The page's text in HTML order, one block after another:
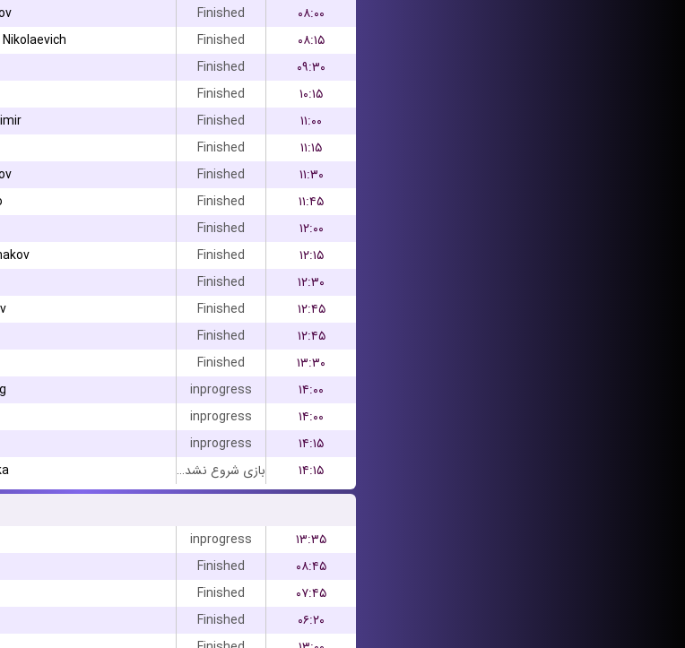
Finished
۰۸:۰۰
Finished
۰۸:۱۵
Finished
۰۹:۳۰
Finished
۱۰:۱۵
Finished
۱۱:۰۰
Finished
۱۱:۱۵
Finished
۱۱:۳۰
Finished
۱۱:۴۵
Finished
۱۲:۰۰
Finished
۱۲:۱۵
Finished
۱۲:۳۰
Finished
۱۲:۴۵
Finished
۱۲:۴۵
Finished
۱۳:۳۰
inprogress
۱۴:۰۰
inprogress
۱۴:۰۰
inprogress
۱۴:۱۵
بازی شروع نشده است
۱۴:۱۵
inprogress
۱۳:۳۵
Finished
۰۸:۴۵
Finished
۰۷:۴۵
Finished
۰۶:۲۰